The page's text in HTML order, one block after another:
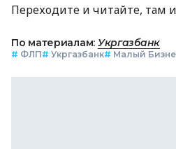
Переходите и читайте, там
По материалам: Укргазбанк
# ФЛП# Укргазбанк# Малый